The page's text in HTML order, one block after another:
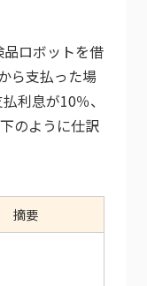
ロボットを借
ら支払った場
利息が10％、
のように仕訳
摘要